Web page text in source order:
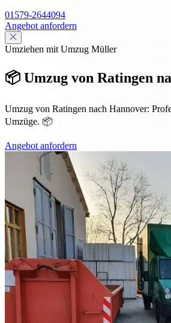
01579-2644094
Angebot anfordern
Umziehen mit Umzug Müller
📦 Umzug von Ratingen
Umzug von Ratingen nach Hannover:
Umzüge. 📦
Angebot anfordern